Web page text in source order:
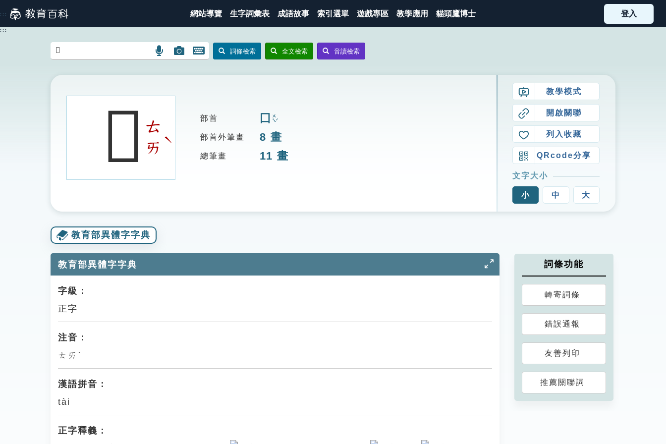
到
主
::: 網站導覽 生字詞彙表 成語故事 索引選單 遊戲專區 教學應用 貓頭鷹博士 登入
:::
語
搜
圖
圖
搜
開
鍵
詞條檢索 全文檢索 音讀檢索
𡇷ㄊ
ㄞ
ˋ
部首 囗 ㄨㄟˊ
部首外筆畫 8 畫
總筆畫 11 畫
教學模式
開啟關聯
列入收藏
QRcode分享
文字大小
小 中 大
教育部異體字字典
教育部異體字字典
字級：
正字
注音：
ㄊㄞˋ
漢語拼音：
tài
正字釋義：
詞條功能
轉寄詞條
錯誤通報
友善列印
推薦關聯詞